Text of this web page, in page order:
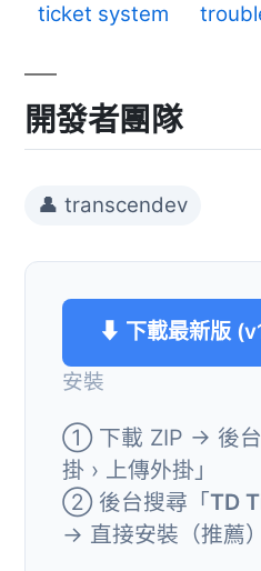
ticket system
開發者團隊
👤 transcendev
⬇ 下載最新版
安裝
① 下載 ZIP → 後台
掛 › 上傳外掛」
② 後台搜尋「TD
→ 直接安裝（推薦）